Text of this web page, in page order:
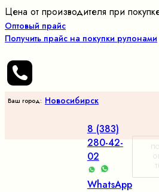
Цена от производителя при
Оптовый прайс
Получить прайс на покупки рулонами
Ваш город: Новосибирск
8 (383)
280-42-
02
WhatsApp